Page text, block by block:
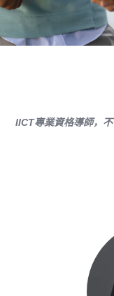
IICT專業資格導師，